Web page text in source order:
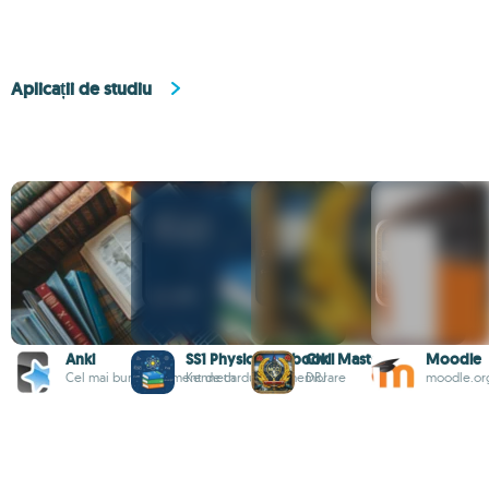
Aplicații de studiu
Anki
Cel mai bun instrument de carduri de memorare
SS1 Physics Textbook
Kenneth
Civil Master
DRJ
Moodle